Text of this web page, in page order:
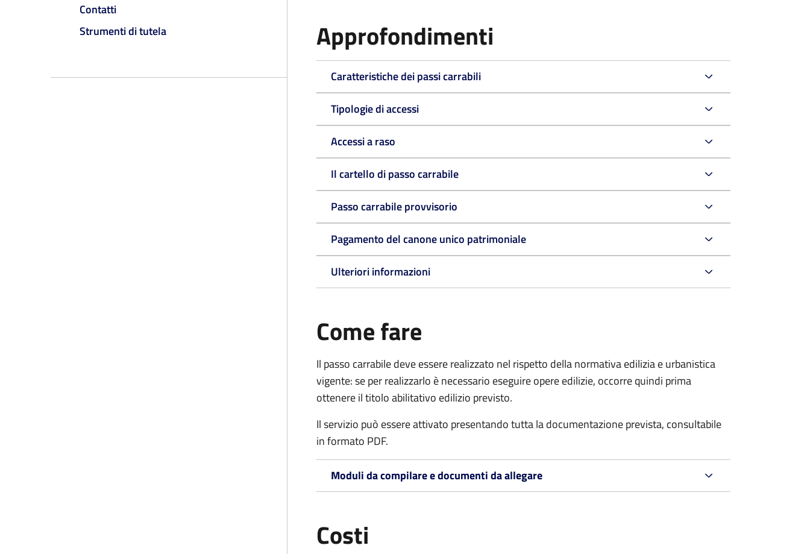
Contatti
Strumenti di tutela
Approfondimenti
Caratteristiche dei passi carrabili
Tipologie di accessi
Accessi a raso
Il cartello di passo carrabile
Passo carrabile provvisorio
Pagamento del canone unico patrimoniale
Ulteriori informazioni
Come fare
Il passo carrabile deve essere realizzato nel rispetto della normativa edilizia e urbanistica
vigente: se per realizzarlo è necessario eseguire opere edilizie, occorre quindi prima
ottenere il titolo abilitativo edilizio previsto.
Il servizio può essere attivato presentando tutta la documentazione prevista, consultabile
in formato PDF.
Moduli da compilare e documenti da allegare
Costi